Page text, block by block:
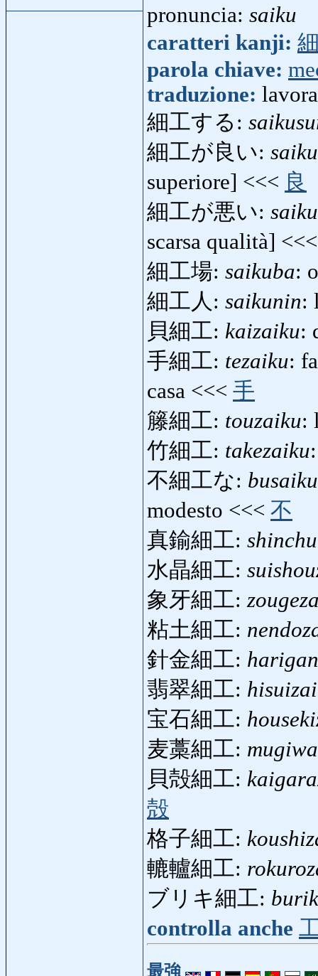
pronuncia: saiku
caratteri kanji:
parola chiave:
traduzione:
細工する:
細工が良い:
superiore] <<< 良
細工が悪い:
scarsa qualità]
細工場: saikuba:
細工人: saikunin:
貝細工: kaizaiku:
手細工: tezaiku:
casa <<< 手
籐細工: touzaiku:
竹細工: takezaiku
不細工な:
modesto <<< 不
真鍮細工:
水晶細工:
象牙細工:
粘土細工:
針金細工:
翡翠細工:
宝石細工:
麦藁細工:
貝殻細工:
殻
格子細工:
轆轤細工:
ブリキ細工:
controlla anche
最強